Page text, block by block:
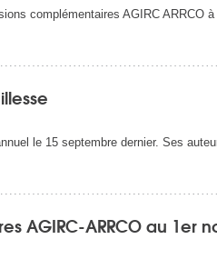
complémentaires AGIRC ARRCO
le 15 septembre dernier. Ses
AGIRC-ARRCO au 1er